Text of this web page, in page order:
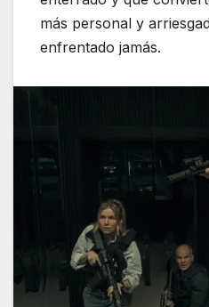
más personal y
enfrentado jamás.